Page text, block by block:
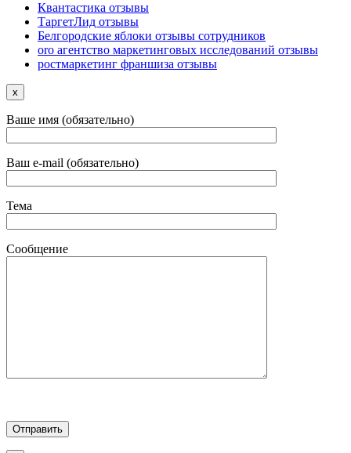
Квантастика отзывы
ТаргетЛид отзывы
Белгородские яблоки отзывы сотрудников
oro агентство маркетинговых исследований отзывы
ростмаркетинг франшиза отзывы
x
Ваше имя (обязательно)
Ваш e-mail (обязательно)
Тема
Сообщение